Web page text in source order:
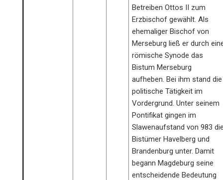
Betreiben Ottos II zum
Erzbischof gewählt. Als
ehemaliger Bischof von
Merseburg ließ er durch
römische Synode das
Bistum Merseburg
aufheben. Bei ihm stand die
politische Tätigkeit im
Vordergrund. Unter seinem
Pontifikat gingen im
Slawenaufstand von 983
Bistümer Havelberg und
Brandenburg unter. Damit
begann Magdeburg seine
entscheidende Bedeutung